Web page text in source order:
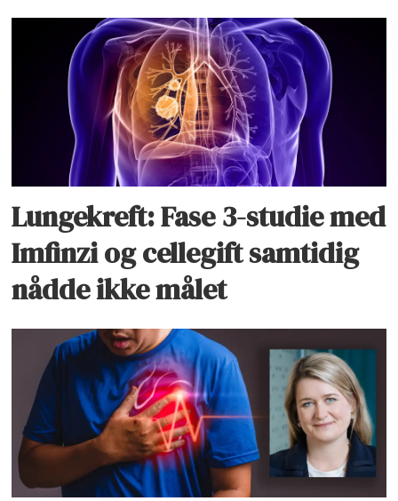
Lungekreft: Fase 3-studie med
Imfinzi og cellegift samtidig
nådde ikke målet